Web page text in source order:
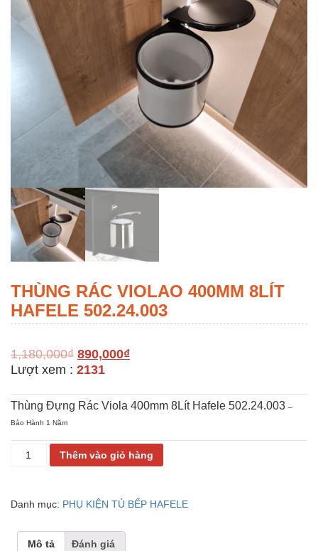
THÙNG RÁC VIOLAO 400MM 8LÍT
HAFELE 502.24.003
1,180,000₫ 890,000₫
Lượt xem : 2131
Thùng Đựng Rác Viola 400mm 8Lít Hafele 502.24.003 –
Bảo Hành 1 Năm
THÙNG
8LÍT
502.24.003
Thêm vào giỏ hàng
Danh mục: PHỤ KIỆN TỦ BẾP HAFELE
Mô tả Đánh giá